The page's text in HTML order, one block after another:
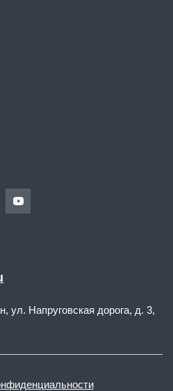
, ул. Напруговская дорога, д. 3,